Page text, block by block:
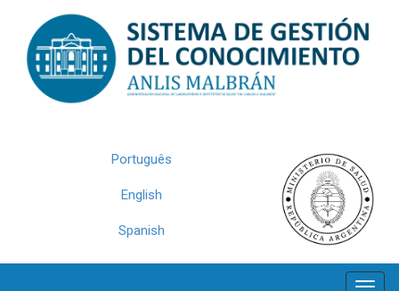
navigation
Português
English
Spanish